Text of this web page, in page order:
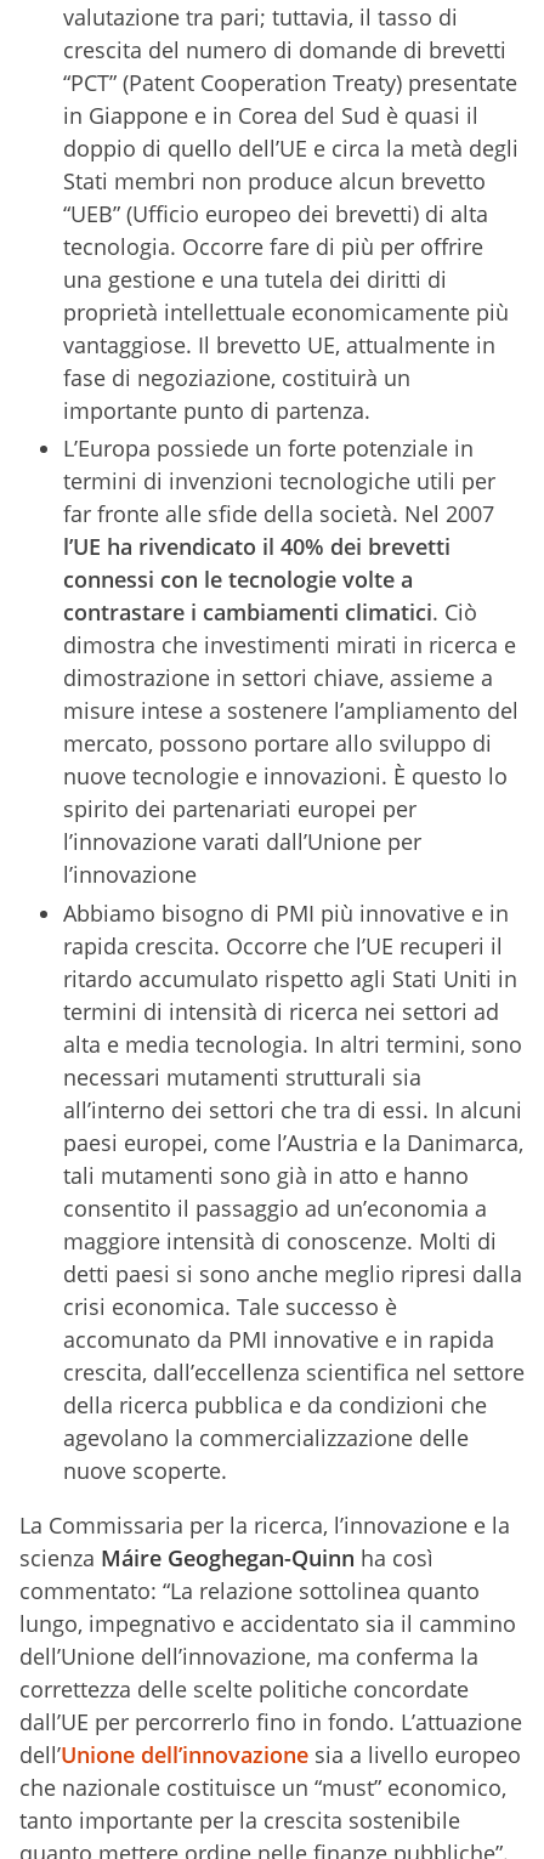
valutazione tra pari; tuttavia, il tasso di
crescita del numero di domande di brevetti
“PCT” (Patent Cooperation Treaty) presentate
in Giappone e in Corea del Sud è quasi il
doppio di quello dell’UE e circa la metà degli
Stati membri non produce alcun brevetto
“UEB” (Ufficio europeo dei brevetti) di alta
tecnologia. Occorre fare di più per offrire
una gestione e una tutela dei diritti di
proprietà intellettuale economicamente più
vantaggiose. Il brevetto UE, attualmente in
fase di negoziazione, costituirà un
importante punto di partenza.
L’Europa possiede un forte potenziale in
termini di invenzioni tecnologiche utili per
far fronte alle sfide della società. Nel 2007
l’UE ha rivendicato il 40% dei brevetti
connessi con le tecnologie volte a
contrastare i cambiamenti climatici. Ciò
dimostra che investimenti mirati in ricerca e
dimostrazione in settori chiave, assieme a
misure intese a sostenere l’ampliamento del
mercato, possono portare allo sviluppo di
nuove tecnologie e innovazioni. È questo lo
spirito dei partenariati europei per
l’innovazione varati dall’Unione per
l’innovazione
Abbiamo bisogno di PMI più innovative e in
rapida crescita. Occorre che l’UE recuperi il
ritardo accumulato rispetto agli Stati Uniti in
termini di intensità di ricerca nei settori ad
alta e media tecnologia. In altri termini, sono
necessari mutamenti strutturali sia
all’interno dei settori che tra di essi. In alcuni
paesi europei, come l’Austria e la Danimarca,
tali mutamenti sono già in atto e hanno
consentito il passaggio ad un’economia a
maggiore intensità di conoscenze. Molti di
detti paesi si sono anche meglio ripresi dalla
crisi economica. Tale successo è
accomunato da PMI innovative e in rapida
crescita, dall’eccellenza scientifica nel settore
della ricerca pubblica e da condizioni che
agevolano la commercializzazione delle
nuove scoperte.
La Commissaria per la ricerca, l’innovazione e la
scienza Máire Geoghegan-Quinn ha così
commentato: “La relazione sottolinea quanto
lungo, impegnativo e accidentato sia il cammino
dell’Unione dell’innovazione, ma conferma la
correttezza delle scelte politiche concordate
dall’UE per percorrerlo fino in fondo. L’attuazione
dell’Unione dell’innovazione sia a livello europeo
che nazionale costituisce un “must” economico,
tanto importante per la crescita sostenibile
quanto mettere ordine nelle finanze pubbliche”.